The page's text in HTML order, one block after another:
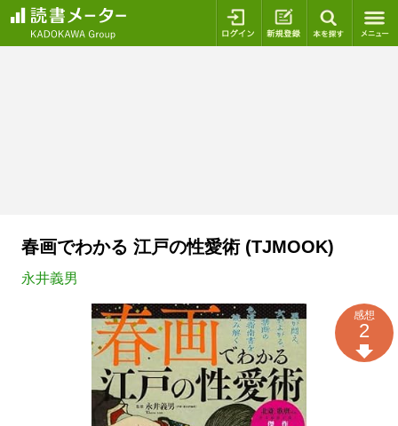
ログイン 新規登録
春画でわかる 江戸の性愛術 (TJMOOK)
永井義男
感想
2